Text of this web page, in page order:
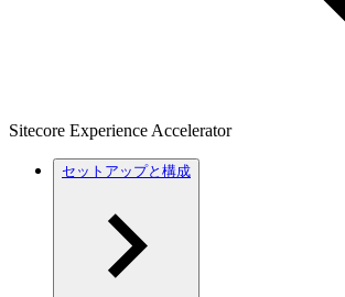
Sitecore Experience Accelerator
セットアップと構成